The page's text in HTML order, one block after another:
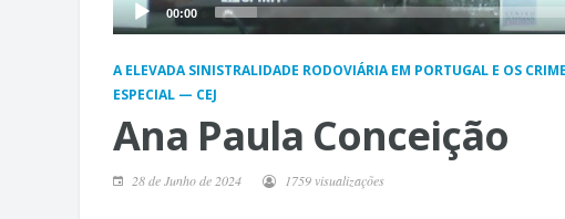
00:00
A ELEVADA SINISTRALIDADE RODOVIÁRIA EM PORTUGAL E OS
ESPECIAL — CEJ
Ana Paula Conceição
28 de Junho de 2024 1759 visualizações